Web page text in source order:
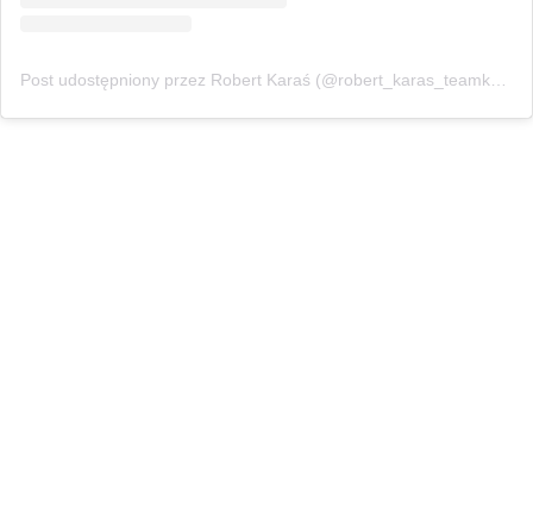
Post udostępniony przez Robert Karaś (@robert_karas_teamkaras)